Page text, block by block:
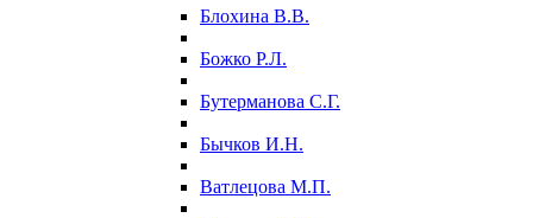
Блохина В.В.
Божко Р.Л.
Бутерманова С.Г.
Бычков И.Н.
Ватлецова М.П.